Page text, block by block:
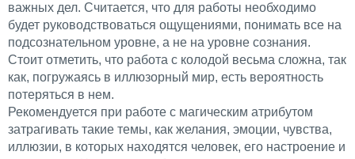
важных дел. Считается, что для работы необходимо
будет руководствоваться ощущениями, понимать все на
подсознательном уровне, а не на уровне сознания.
Стоит отметить, что работа с колодой весьма сложна, так
как, погружаясь в иллюзорный мир, есть вероятность
потеряться в нем.
Рекомендуется при работе с магическим атрибутом
затрагивать такие темы, как желания, эмоции, чувства,
иллюзии, в которых находятся человек, его настроение и